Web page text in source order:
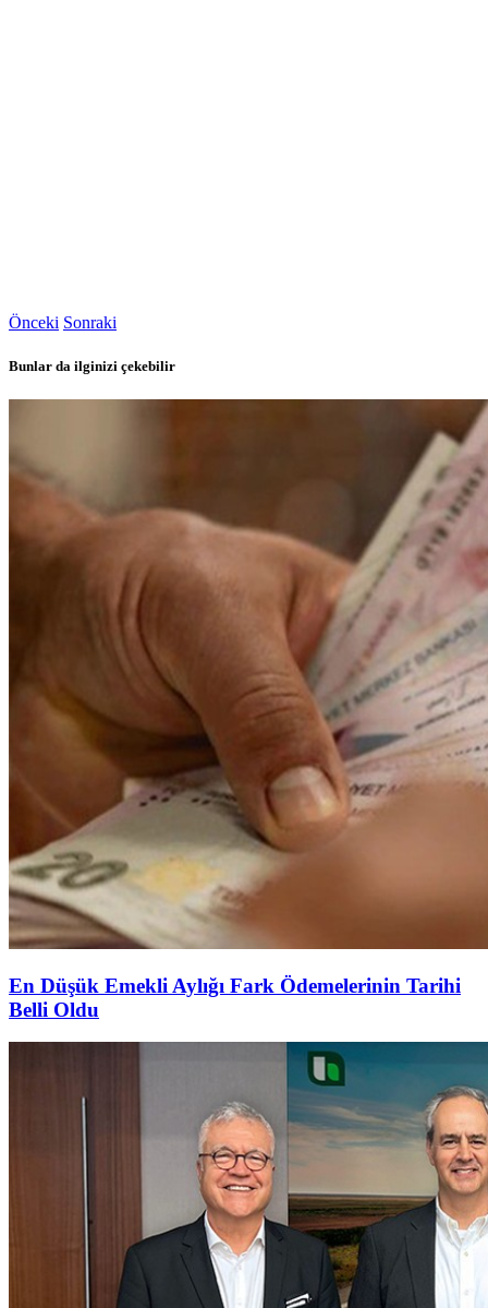
Önceki Sonraki
Bunlar da ilginizi çekebilir
En Düşük Emekli Aylığı Fark Ödemelerinin Tarihi
Belli Oldu